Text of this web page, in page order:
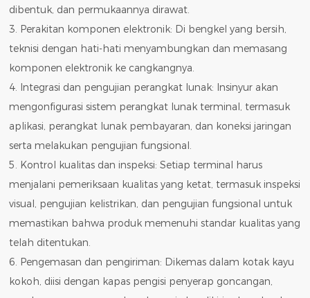
dibentuk, dan permukaannya dirawat.
3. Perakitan komponen elektronik: Di bengkel yang bersih,
teknisi dengan hati-hati menyambungkan dan memasang
komponen elektronik ke cangkangnya.
4. Integrasi dan pengujian perangkat lunak: Insinyur akan
mengonfigurasi sistem perangkat lunak terminal, termasuk
aplikasi, perangkat lunak pembayaran, dan koneksi jaringan
serta melakukan pengujian fungsional.
5. Kontrol kualitas dan inspeksi: Setiap terminal harus
menjalani pemeriksaan kualitas yang ketat, termasuk inspeksi
visual, pengujian kelistrikan, dan pengujian fungsional untuk
memastikan bahwa produk memenuhi standar kualitas yang
telah ditentukan.
6. Pengemasan dan pengiriman: Dikemas dalam kotak kayu
kokoh, diisi dengan kapas pengisi penyerap goncangan,